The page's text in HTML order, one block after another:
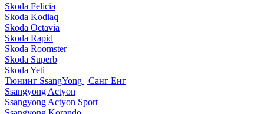
Skoda Felicia
Skoda Kodiaq
Skoda Octavia
Skoda Rapid
Skoda Roomster
Skoda Superb
Skoda Yeti
Тюнинг SsangYong | Санг Енг
Ssangyong Actyon
Ssangyong Actyon Sport